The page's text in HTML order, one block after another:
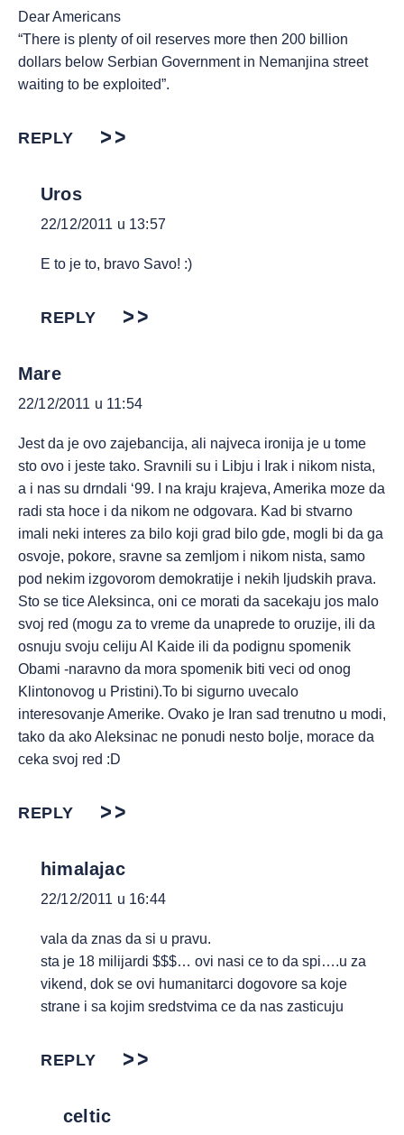
Dear Americans
“There is plenty of oil reserves more then 200 billion
dollars below Serbian Government in Nemanjina street
waiting to be exploited”.
REPLY
Uros
22/12/2011 u 13:57
E to je to, bravo Savo! :)
REPLY
Mare
22/12/2011 u 11:54
Jest da je ovo zajebancija, ali najveca ironija je u tome
sto ovo i jeste tako. Sravnili su i Libju i Irak i nikom nista,
a i nas su drndali ‘99. I na kraju krajeva, Amerika moze da
radi sta hoce i da nikom ne odgovara. Kad bi stvarno
imali neki interes za bilo koji grad bilo gde, mogli bi da ga
osvoje, pokore, sravne sa zemljom i nikom nista, samo
pod nekim izgovorom demokratije i nekih ljudskih prava.
Sto se tice Aleksinca, oni ce morati da sacekaju jos malo
svoj red (mogu za to vreme da unaprede to oruzije, ili da
osnuju svoju celiju Al Kaide ili da podignu spomenik
Obami -naravno da mora spomenik biti veci od onog
Klintonovog u Pristini).To bi sigurno uvecalo
interesovanje Amerike. Ovako je Iran sad trenutno u modi,
tako da ako Aleksinac ne ponudi nesto bolje, morace da
ceka svoj red :D
REPLY
himalajac
22/12/2011 u 16:44
vala da znas da si u pravu.
sta je 18 milijardi $$$… ovi nasi ce to da spi….u za
vikend, dok se ovi humanitarci dogovore sa koje
strane i sa kojim sredstvima ce da nas zasticuju
REPLY
celtic